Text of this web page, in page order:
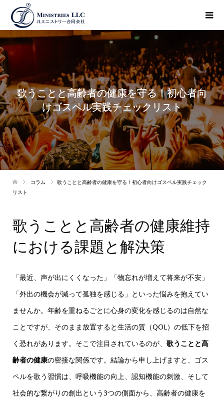
歌うことと高齢者の健康を守る！初心者向
けゴスペル実践チェックリスト
コラム
歌うことと高齢者の健康を守る！初心者向けゴスペル実践チェック
リスト
歌うことと高齢者の健康維持
における課題と解決策
「最近、声が出にくくなった」「物忘れが増えて将来が不安」
「外出の機会が減って孤独を感じる」といった悩みを抱えてい
ませんか。年齢を重ねるごとに心身の変化を感じるのは自然な
ことですが、そのまま放置すると生活の質（QOL）の低下を招
く恐れがあります。そこで注目されているのが、 歌うことと高
齢者の健康の密接な関係です。結論から申し上げますと、ゴス
ペルを歌う習慣は、呼吸機能の向上、認知機能の刺激、そして
社会的な繋がりの創出という3つの側面から、高齢者の健康を